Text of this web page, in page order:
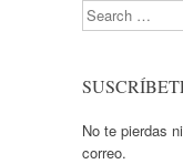
Search
No te pierdas
correo.